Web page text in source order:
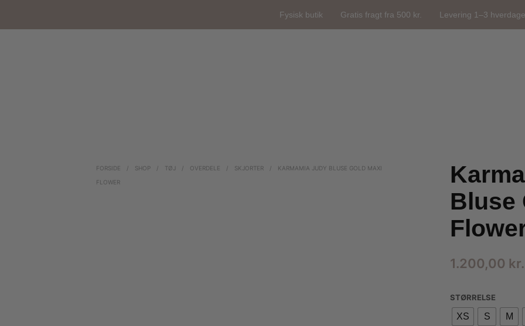
Fysisk butik Gratis fragt fra 500 kr. Levering 1–3 hverdage
FORSIDE / SHOP / TØJ / OVERDELE / SKJORTER /
KARMAMIA JUDY BLUSE GOLD MAXI
FLOWER
Bluse
1.200,00 kr.
STØRRELSE
XS S M